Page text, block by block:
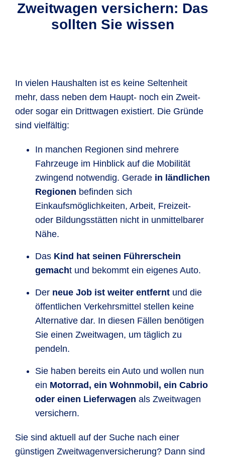
Zweitwagen versichern: Das
sollten Sie wissen
In vielen Haushalten ist es keine Seltenheit
mehr, dass neben dem Haupt- noch ein Zweit-
oder sogar ein Drittwagen existiert. Die Gründe
sind vielfältig:
In manchen Regionen sind mehrere
Fahrzeuge im Hinblick auf die Mobilität
zwingend notwendig. Gerade in ländlichen
Regionen befinden sich
Einkaufsmöglichkeiten, Arbeit, Freizeit-
oder Bildungsstätten nicht in unmittelbarer
Nähe.
Das Kind hat seinen Führerschein
gemacht und bekommt ein eigenes Auto.
Der neue Job ist weiter entfernt und die
öffentlichen Verkehrsmittel stellen keine
Alternative dar. In diesen Fällen benötigen
Sie einen Zweitwagen, um täglich zu
pendeln.
Sie haben bereits ein Auto und wollen nun
ein Motorrad, ein Wohnmobil, ein Cabrio
oder einen Lieferwagen als Zweitwagen
versichern.
Sie sind aktuell auf der Suche nach einer
günstigen Zweitwagenversicherung? Dann sind